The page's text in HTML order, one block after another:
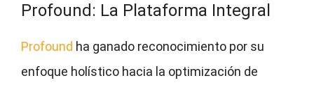
Profound: La Plataforma Integral
Profound ha ganado reconocimiento por su
enfoque holístico hacia la optimización de